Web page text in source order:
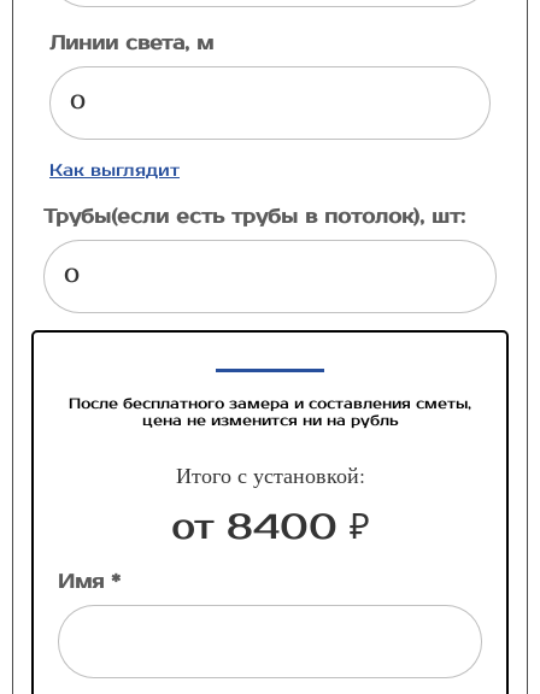
Линии света, м
Как выглядит
Трубы(если есть трубы в потолок), шт:
После бесплатного замера и составления сметы,
цена не изменится ни на рубль
Итого с установкой:
от 8400 ₽
Имя *